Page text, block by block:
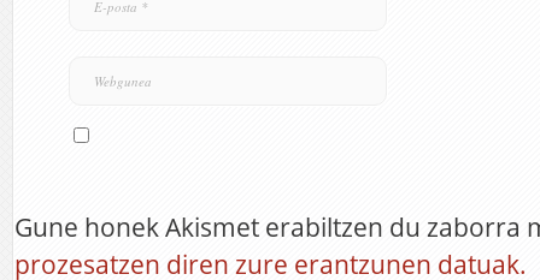
Gune honek Akismet erabiltzen du zaborra
prozesatzen diren zure erantzunen datuak.